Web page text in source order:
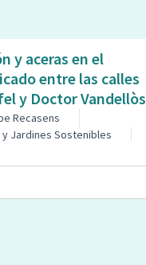
y aceras en el
entre las calles
y Doctor Vandellòs
Recasens
y Jardines Sostenibles